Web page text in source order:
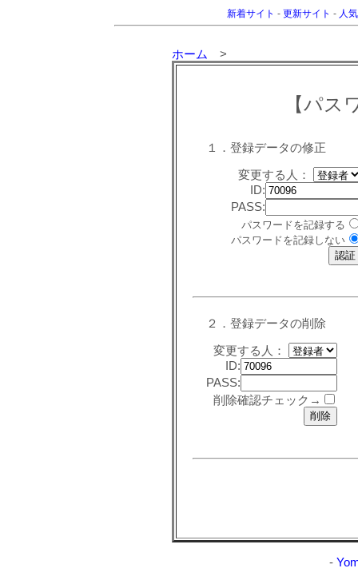
新着サイト - 更新サイト - 人
ホーム >
【パス
１．登録データの修正
変更する人：
ID:
PASS:
パスワードを記録する
パスワードを記録しない
２．登録データの削除
変更する人：
ID:
PASS:
削除確認チェック→
-